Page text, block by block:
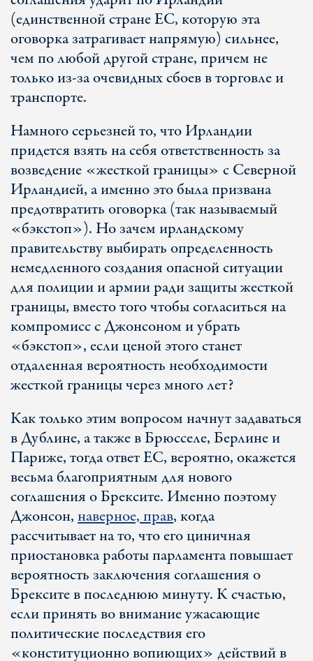
(единственной стране ЕС, которую эта
оговорка затрагивает напрямую) сильнее,
чем по любой другой стране, причем не
только из-за очевидных сбоев в торговле и
транспорте.
Намного серьезней то, что Ирландии
придется взять на себя ответственность за
возведение «жесткой границы» с Северной
Ирландией, а именно это была призвана
предотвратить оговорка (так называемый
«бэкстоп»). Но зачем ирландскому
правительству выбирать определенность
немедленного создания опасной ситуации
для полиции и армии ради защиты жесткой
границы, вместо того чтобы согласиться на
компромисс с Джонсоном и убрать
«бэкстоп», если ценой этого станет
отдаленная вероятность необходимости
жесткой границы через много лет?
Как только этим вопросом начнут задаваться
в Дублине, а также в Брюсселе, Берлине и
Париже, тогда ответ ЕС, вероятно, окажется
весьма благоприятным для нового
соглашения о Брексите. Именно поэтому
Джонсон,наверное, прав, когда
рассчитывает на то, что его циничная
приостановка работы парламента повышает
вероятность заключения соглашения о
Брексите в последнюю минуту. К счастью,
если принять во внимание ужасающие
политические последствия его
«конституционно вопиющих» действий в